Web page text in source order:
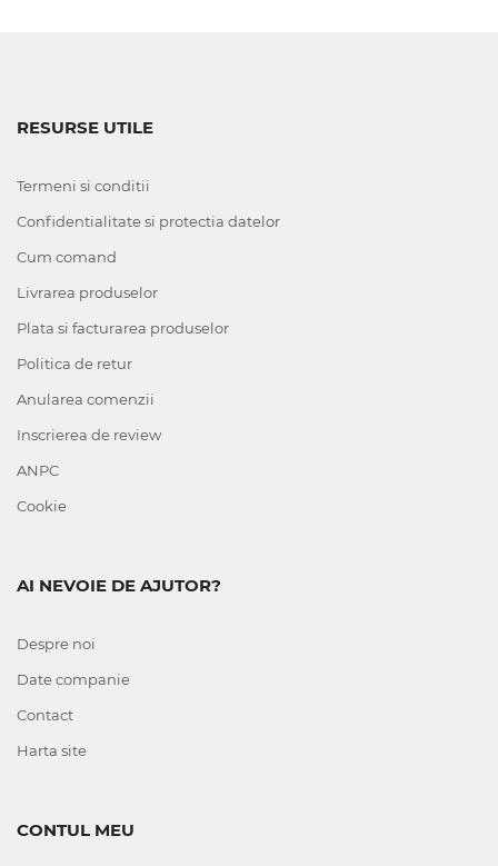
RESURSE UTILE
Termeni si conditii
Confidentialitate si protectia datelor
Cum comand
Livrarea produselor
Plata si facturarea produselor
Politica de retur
Anularea comenzii
Inscrierea de review
ANPC
Cookie
AI NEVOIE DE AJUTOR?
Despre noi
Date companie
Contact
Harta site
CONTUL MEU